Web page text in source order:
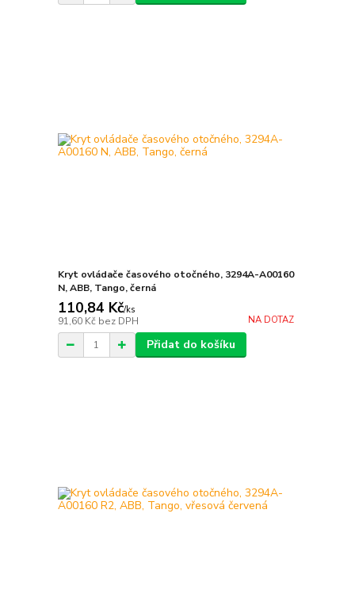
Kryt ovládače časového otočného, 3294A-A00160
N, ABB, Tango, černá
110,84 Kč/ks
91,60 Kč bez DPH NA DOTAZ
Přidat do košíku